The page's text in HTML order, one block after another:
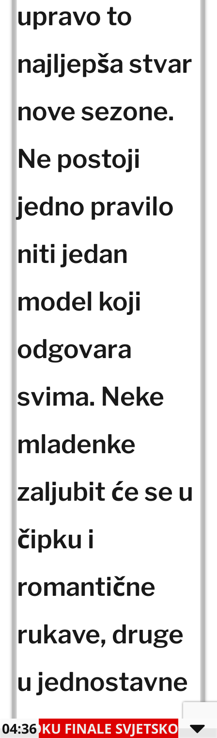
upravo to
najljepša stvar
nove sezone.
Ne postoji
jedno pravilo
niti jedan
model koji
odgovara
svima. Neke
mladenke
zaljubit će se u
čipku i
romantične
rukave, druge
u jednostavne
satenske
FINALE SVJETSKOG
04:36